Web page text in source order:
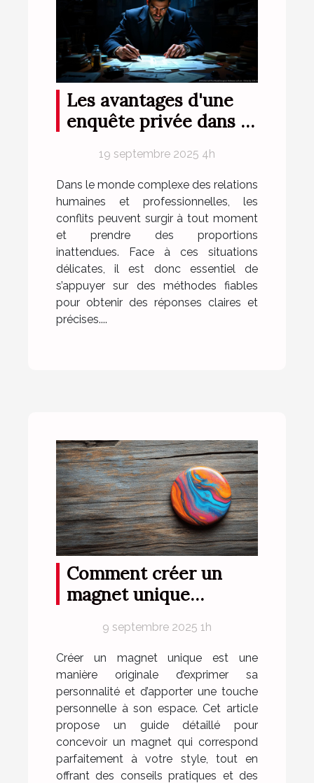
Les avantages d'une
enquête privée dans la
19 septembre 2025 4h
Dans le monde complexe des relations
humaines et professionnelles, les
conflits peuvent surgir à tout moment
et prendre des proportions
inattendues. Face à ces situations
délicates, il est donc essentiel de
s’appuyer sur des méthodes fiables
pour obtenir des réponses claires et
précises....
Comment créer un
magnet unique
votre style ?
9 septembre 2025 1h
Créer un magnet unique est une
manière originale d’exprimer sa
personnalité et d’apporter une touche
personnelle à son espace. Cet article
propose un guide détaillé pour
concevoir un magnet qui correspond
parfaitement à votre style, tout en
offrant des conseils pratiques et des